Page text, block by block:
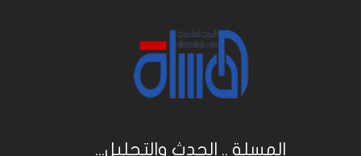
المسلة .. الحدث والتحليل...